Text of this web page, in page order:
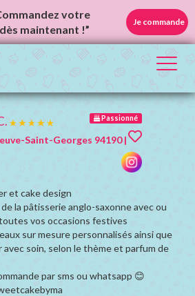
votre
maintenant !”
Je commande
Passionné
Saint-Georges 94190 |
et cake design
la pâtisserie anglo-saxonne avec ou
vos occasions festives
sur mesure personnalisés ainsi que
avec soin, selon le thème et parfum de
par sms ou whatsapp 😊